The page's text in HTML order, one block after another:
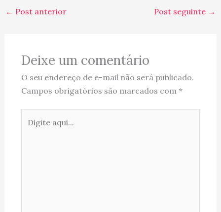
podem ler um pouquinho
mais aqui:
do mundo moderno, só
estou aguardando dia
que…
← Post anterior Post seguinte →
Deixe um comentário
O seu endereço de e-mail não será publicado.
Campos obrigatórios são marcados com *
aqui...